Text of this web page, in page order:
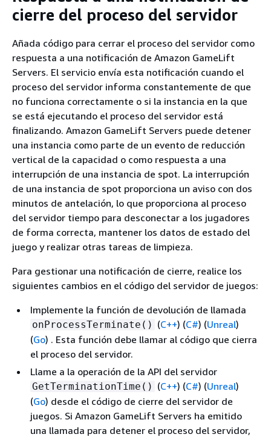
cierre del proceso del servidor
Añada código para cerrar el proceso del servidor como
respuesta a una notificación de Amazon GameLift
Servers. El servicio envía esta notificación cuando el
proceso del servidor informa constantemente de que
no funciona correctamente o si la instancia en la que
se está ejecutando el proceso del servidor está
finalizando. Amazon GameLift Servers puede detener
una instancia como parte de un evento de reducción
vertical de la capacidad o como respuesta a una
interrupción de una instancia de spot. La interrupción
de una instancia de spot proporciona un aviso con dos
minutos de antelación, lo que proporciona al proceso
del servidor tiempo para desconectar a los jugadores
de forma correcta, mantener los datos de estado del
juego y realizar otras tareas de limpieza.
Para gestionar una notificación de cierre, realice los
siguientes cambios en el código del servidor de juegos:
Implemente la función de devolución de llamada
onProcessTerminate() (C++) (C#) (Unreal)
(Go) . Esta función debe llamar al código que cierra
el proceso del servidor.
Llame a la operación de la API del servidor
GetTerminationTime() (C++) (C#) (Unreal)
(Go) desde el código de cierre del servidor de
juegos. Si Amazon GameLift Servers ha emitido
una llamada para detener el proceso del servidor,